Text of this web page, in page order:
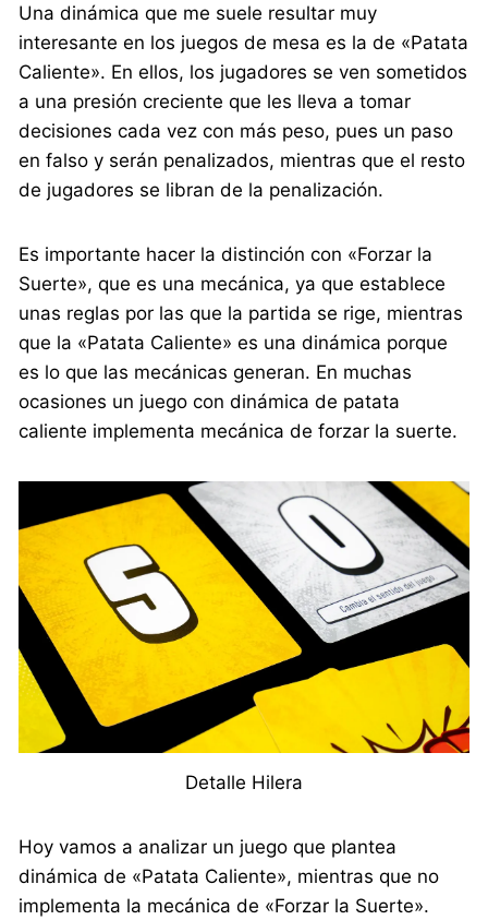
Una dinámica que me suele resultar muy
interesante en los juegos de mesa es la de «Patata
Caliente». En ellos, los jugadores se ven sometidos
a una presión creciente que les lleva a tomar
decisiones cada vez con más peso, pues un paso
en falso y serán penalizados, mientras que el resto
de jugadores se libran de la penalización.
Es importante hacer la distinción con «Forzar la
Suerte», que es una mecánica, ya que establece
unas reglas por las que la partida se rige, mientras
que la «Patata Caliente» es una dinámica porque
es lo que las mecánicas generan. En muchas
ocasiones un juego con dinámica de patata
caliente implementa mecánica de forzar la suerte.
Detalle Hilera
Hoy vamos a analizar un juego que plantea
dinámica de «Patata Caliente», mientras que no
implementa la mecánica de «Forzar la Suerte».